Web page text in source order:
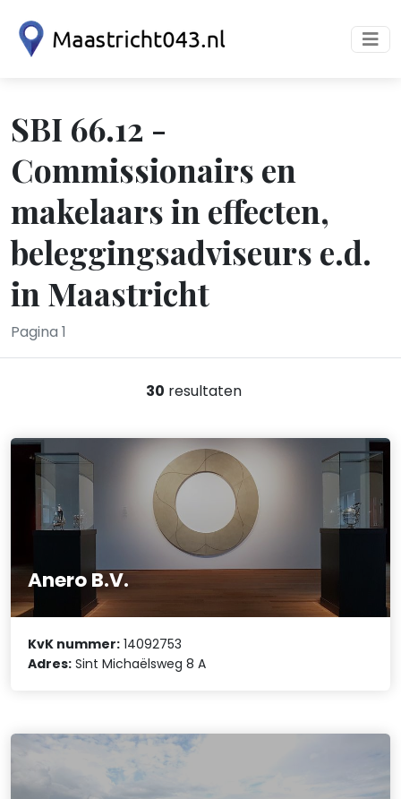
SBI 66.12 -
Commissionairs en
makelaars in effecten,
beleggingsadviseurs e.d.
in Maastricht
Pagina 1
30 resultaten
Anero B.V.
KvK nummer: 14092753
Adres: Sint Michaëlsweg 8 A